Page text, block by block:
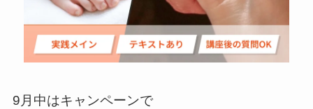
9月中はキャンペーンで